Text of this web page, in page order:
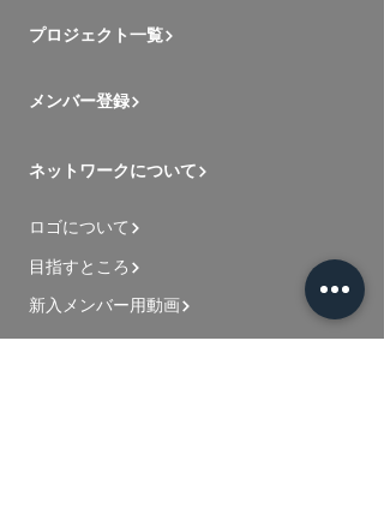
プロジェクト一覧
メンバー登録
ネットワークについて
ロゴについて
目指すところ
新入メンバー用動画